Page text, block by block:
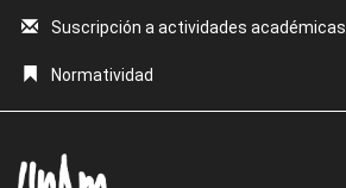
Suscripción a actividades académicas
Normatividad